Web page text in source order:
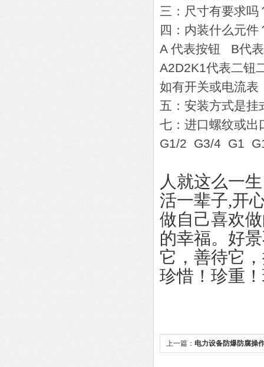
三：尺寸有要求吗
四：内装什么元件
A 代表按钮 B代
A2D2K1代表二钮
如有开关或电流表
五：安装方式是挂
七：进口螺纹或出
G1/2 G3/4 G1
人就这么一
活一辈子,开
做自己喜欢
的幸福。好
它，善待它
珍惜！珍重
上一篇： 电力设备防爆防腐操